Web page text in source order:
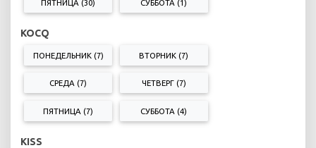
ПЯТНИЦА (30) СУББОТА (1)
KOCQ
ПОНЕДЕЛЬНИК (7) ВТОРНИК (7)
СРЕДА (7) ЧЕТВЕРГ (7)
ПЯТНИЦА (7) СУББОТА (4)
KISS